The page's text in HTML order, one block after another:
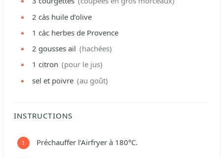
2 càs huile d’olive
1 càc herbes de Provence
2 gousses ail (hachées)
1 citron (pour le jus)
sel et poivre (au goût)
INSTRUCTIONS
Préchauffer l’Airfryer à 180°C.